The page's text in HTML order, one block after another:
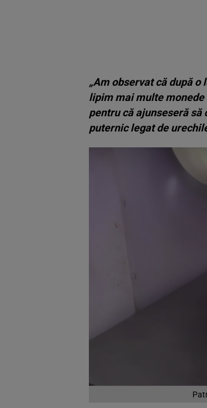
„Am observat că după
lipim mai multe monede
pentru că ajunseseră să
puternic legat de